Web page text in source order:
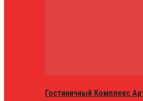
Гостиничный Комплекс